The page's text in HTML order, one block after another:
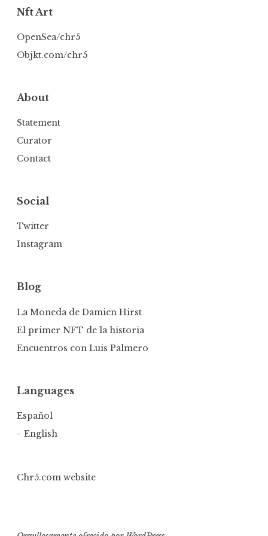
Nft Art
OpenSea/chr5
Objkt.com/chr5
About
Statement
Curator
Contact
Social
Twitter
Instagram
Blog
La Moneda de Damien Hirst
El primer NFT de la historia
Encuentros con Luis Palmero
Languages
Español
English
Chr5.com website